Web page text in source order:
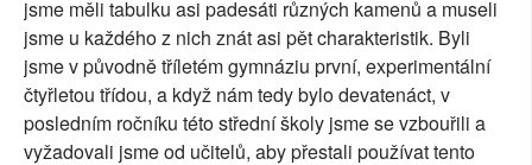
jsme měli tabulku asi padesáti různých kamenů a museli
jsme u každého z nich znát asi pět charakteristik. Byli
jsme v původně tříletém gymnáziu první, experimentální
čtyřletou třídou, a když nám tedy bylo devatenáct, v
posledním ročníku této střední školy jsme se vzbouřili a
vyžadovali jsme od učitelů, aby přestali používat tento